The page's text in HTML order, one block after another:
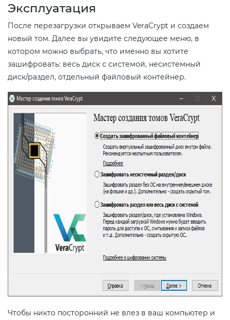
Эксплуатация
После перезагрузки открываем VeraCrypt и создаем
новый том. Далее вы увидите следующее меню, в
котором можно выбрать, что именно вы хотите
зашифровать: весь диск с системой, несистемный
диск/раздел, отдельный файловый контейнер.
Чтобы никто посторонний не влез в ваш компьютер и